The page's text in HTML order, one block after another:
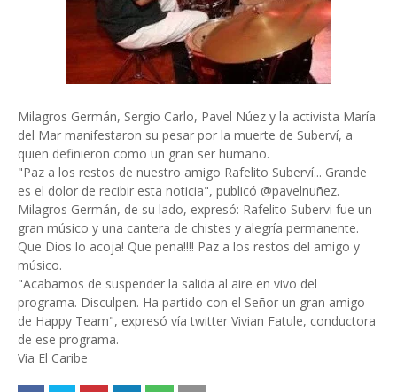
Milagros Germán, Sergio Carlo, Pavel Núez y la activista María
del Mar manifestaron su pesar por la muerte de Suberví, a
quien definieron como un gran ser humano.
"Paz a los restos de nuestro amigo Rafelito Suberví... Grande
es el dolor de recibir esta noticia", publicó @pavelnuñez.
Milagros Germán, de su lado, expresó: Rafelito Subervi fue un
gran músico y una cantera de chistes y alegría permanente.
Que Dios lo acoja! Que pena!!!! Paz a los restos del amigo y
músico.
"Acabamos de suspender la salida al aire en vivo del
programa. Disculpen. Ha partido con el Señor un gran amigo
de Happy Team", expresó vía twitter Vivian Fatule, conductora
de ese programa.
Via El Caribe